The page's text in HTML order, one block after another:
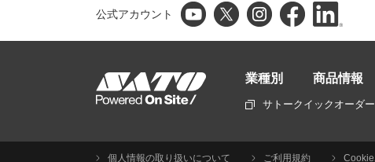
公式アカウント
業種別 商品情報
サトークイックオーダー
個人情報の取り扱いについて ご利用規約